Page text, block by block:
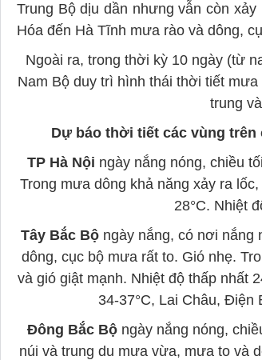
Trung Bộ dịu dần nhưng vẫn còn
Hóa đến Hà Tĩnh mưa rào và dông,
Ngoài ra, trong thời kỳ 10 ngày (từ
Nam Bộ duy trì hình thái thời tiết
trung
Dự báo thời tiết các vùng trên
TP Hà Nội ngày nắng nóng, chiều
Trong mưa dông khả năng xảy ra
28°C. Nhiệt
Tây Bắc Bộngày nắng, có nơi nắng
dông, cục bộ mưa rất to. Gió nhẹ.
và gió giật mạnh. Nhiệt độ thấp nhất
34-37°C, Lai Châu, Điện
Đông Bắc Bộ ngày nắng nóng,
núi và trung du mưa vừa, mưa to và